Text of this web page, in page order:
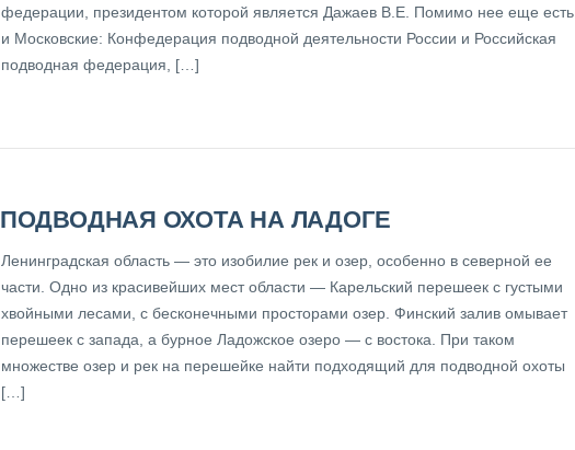
федерации, президентом которой является Дажаев В.Е. Помимо нее еще есть
и Московские: Конфедерация подводной деятельности России и Российская
подводная федерация, […]
ПОДВОДНАЯ ОХОТА НА ЛАДОГЕ
Ленинградская область — это изобилие рек и озер, особенно в северной ее
части. Одно из красивейших мест области — Карельский перешеек с густыми
хвойными лесами, с бесконечными просторами озер. Финский залив омывает
перешеек с запада, а бурное Ладожское озеро — с востока. При таком
множестве озер и рек на перешейке найти подходящий для подводной охоты
[…]